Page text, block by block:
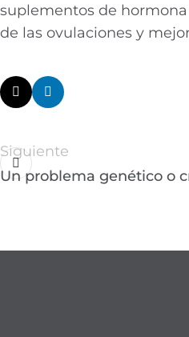
suplementos de
de las ovulaciones y
Siguiente
Un problema genético o